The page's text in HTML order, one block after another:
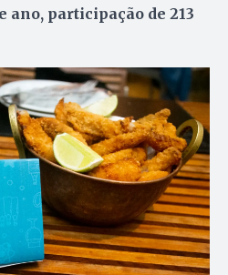
ano, participação de 213